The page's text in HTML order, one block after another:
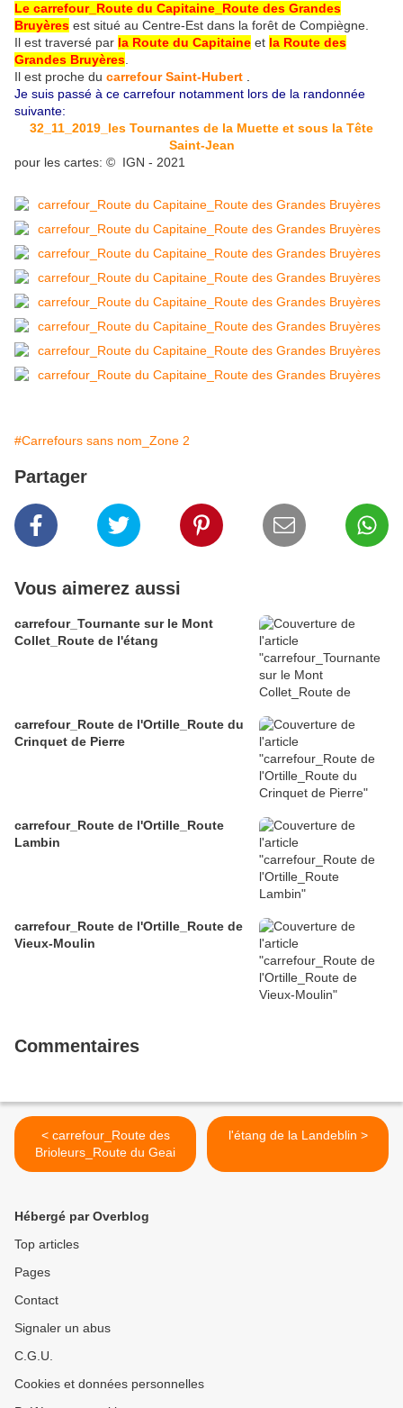
Le carrefour_Route du Capitaine_Route des Grandes
Bruyères est situé au Centre-Est dans la forêt de Compiègne.
Il est traversé par la Route du Capitaine et la Route des
Grandes Bruyères
Il est proche du carrefour Saint-Hubert
Je suis passé à ce carrefour notamment lors de la randonnée
suivante:
32_11_2019_les Tournantes de la Muette et sous la Tête
Saint-Jean
pour les cartes: © IGN - 2021
#Carrefours sans nom_Zone 2
Partager
Vous aimerez aussi
carrefour_Tournante sur le Mont
Collet_Route de l'étang
carrefour_Route de l'Ortille_Route du
Crinquet de Pierre
carrefour_Route de l'Ortille_Route
Lambin
carrefour_Route de l'Ortille_Route de
Vieux-Moulin
Commentaires
< carrefour_Route des
Brioleurs_Route du Geai
l'étang de la Landeblin >
Hébergé par Overblog
Top articles
Pages
Contact
Signaler un abus
C.G.U.
Cookies et données personnelles